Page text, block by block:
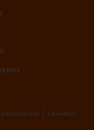
de privacidad Canal ético